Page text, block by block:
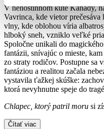
V nehostinnom kúte Kanady,
Vavrinca, kde vietor
vlny, kde oblohou víria
hlboký sneh, vzniklo veľké
Spoločne unikali do
fantázii, snívajúc o mieste,
zo straty rodičov. Postupne sa
fantáziou a realitou začala
vystavila ťažkej skúške:
ktorá nevyhnutne speje do
Chlapec, ktorý patril moru si
Čítať viac